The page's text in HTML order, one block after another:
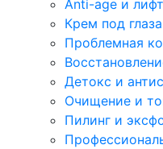
Anti-age и
Крем под глаза
Проблемная
Детокс и
Очищение и
Пилинг и